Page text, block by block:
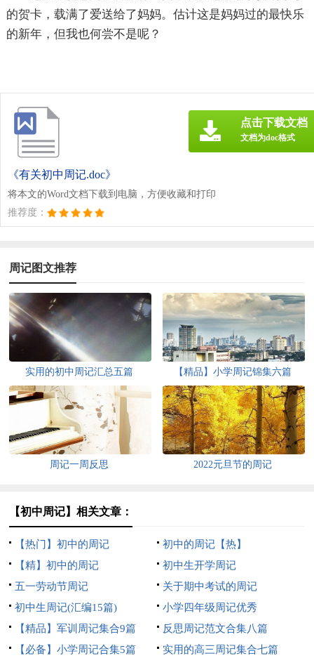
的贺卡，载满了爱送给了妈妈。估计这是妈妈过的最快乐
的新年，但我也何尝不是呢？
《有关初中周记.doc》
将本文的Word文档下载到电脑，方便收藏和打印
推荐度：
点击下载文档
文档为doc格式
周记图文推荐
实用的初中周记汇总五篇 【精品】小学周记锦集六篇
周记一周反思 2022元旦节的周记
【初中周记】相关文章：
【热门】初中的周记
初中的周记【热】
【精】初中的周记
初中生开学周记
五一劳动节周记
关于期中考试的周记
初中生周记(汇编15篇)
小学四年级周记优秀
【精品】军训周记集合9篇
反思周记范文合集八篇
【必备】小学周记合集5篇
实用的高三周记集合七篇